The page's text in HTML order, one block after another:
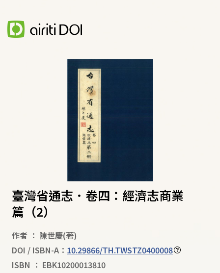
臺灣省通志．卷四：經濟志商業
篇（2）
作者 ： 陳世慶(著)
DOI / ISBN-A： 10.29866/TH.TWSTZ0400008
ISBN ： EBK10200013810